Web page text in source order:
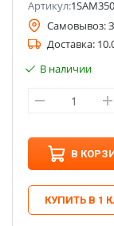
Артикул:
Самовывоз:
Доставка:
В наличии
В
КУПИТЬ В 1